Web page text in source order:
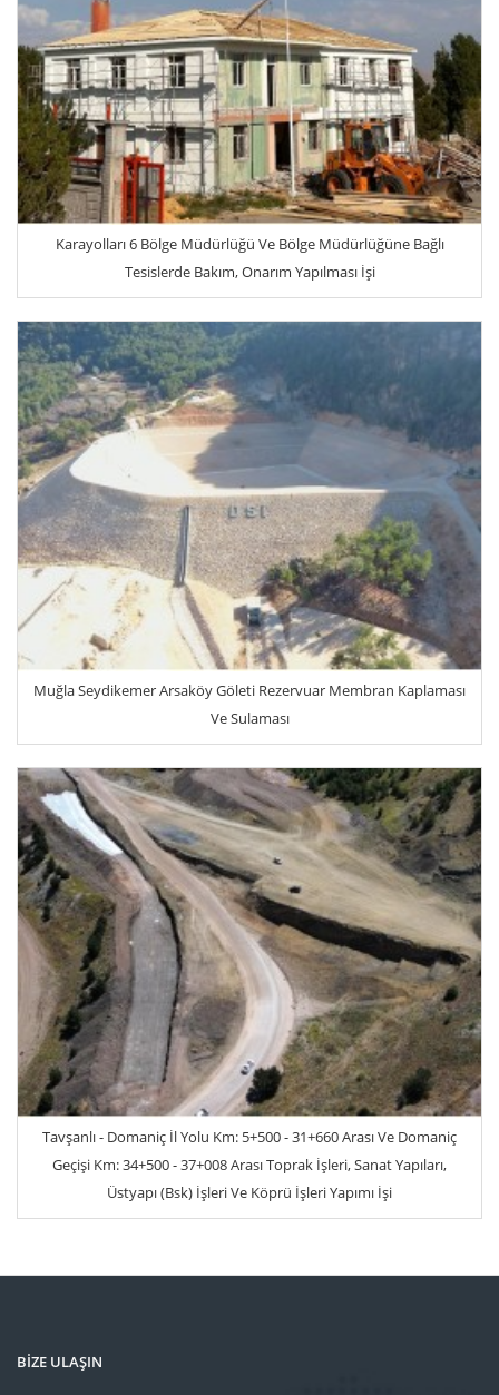
Karayolları 6 Bölge Müdürlüğü Ve Bölge Müdürlüğüne Bağlı
Tesislerde Bakım, Onarım Yapılması İşi
Muğla Seydikemer Arsaköy Göleti Rezervuar Membran Kaplaması
Ve Sulaması
Tavşanlı - Domaniç İl Yolu Km: 5+500 - 31+660 Arası Ve Domaniç
Geçişi Km: 34+500 - 37+008 Arası Toprak İşleri, Sanat Yapıları,
Üstyapı (Bsk) İşleri Ve Köprü İşleri Yapımı İşi
BİZE ULAŞIN